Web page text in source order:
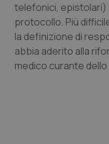
Puglia
Sardegna
Malattie rare
Malattia di
telefonici, epistolari)
protocollo. Più
la definizione di
abbia aderito alla
medico curante